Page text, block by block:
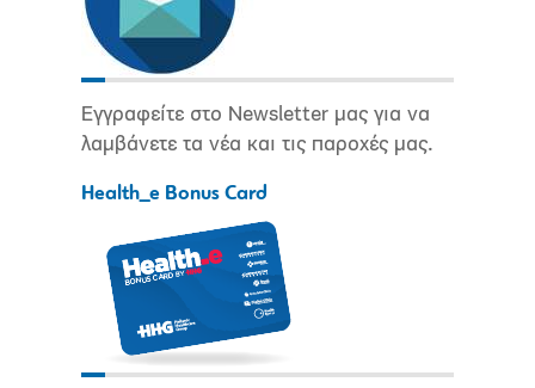
Εγγραφείτε στο Newsletter μας για να
λαμβάνετε τα νέα και τις παροχές μας.
Health_e Bonus Card